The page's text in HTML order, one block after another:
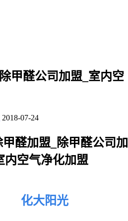
甲醛公司加盟_室内空
2018-07-24